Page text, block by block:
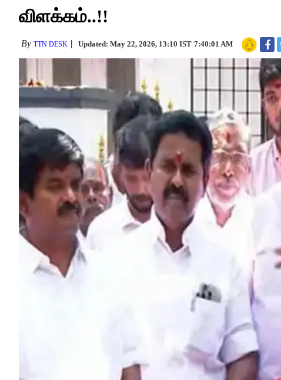
விளக்கம்..!!
By TTN DESK Updated: May 22, 2026, 13:10 IST 7:40:01 AM